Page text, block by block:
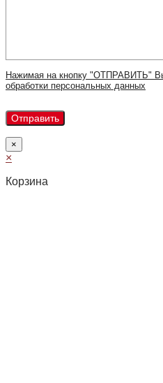
Нажимая на кнопку "ОТПРАВИТЬ"
обработки персональных данных
×
×
Корзина